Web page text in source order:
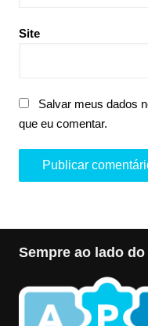
Site
Salvar meus dados
que eu comentar.
Sempre ao lado